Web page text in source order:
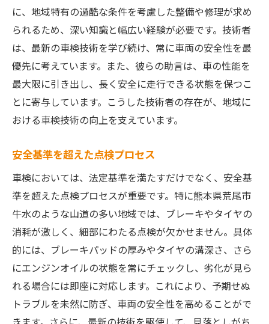
最新技術の導入と活用
地域ニーズに基づくカスタマイズ
安全性向上のための技術革新
地域住民との連携による改善
フィードバックを活かしたサービス向上
ブレーキとタイヤの消耗に対応する車検技術の
効果的なブレーキシステムの改善策
タイヤ寿命を延ばす技術
定期的な点検と交換の重要性
山道対応の部品選び
予防保全としての車検サービス
先進テクノロジーの活用
熊本県荒尾市の気候に最適な車検サービスの選
択
気候条件に適したメンテナンス
に、地域特有の過酷な条件を考慮した整備や修理が求め
られるため、深い知識と幅広い経験が必要です。技術者
は、最新の車検技術を学び続け、常に車両の安全性を最
優先に考えています。また、彼らの助言は、車の性能を
最大限に引き出し、長く安全に走行できる状態を保つこ
とに寄与しています。こうした技術者の存在が、地域に
おける車検技術の向上を支えています。
安全基準を超えた点検プロセス
車検においては、法定基準を満たすだけでなく、安全基
準を超えた点検プロセスが重要です。特に熊本県荒尾市
牛水のような山道の多い地域では、ブレーキやタイヤの
消耗が激しく、細部にわたる点検が欠かせません。具体
的には、ブレーキパッドの厚みやタイヤの溝深さ、さら
にエンジンオイルの状態を常にチェックし、劣化が見ら
れる場合には即座に対応します。これにより、予期せぬ
トラブルを未然に防ぎ、車両の安全性を高めることがで